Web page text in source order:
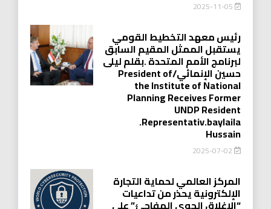
رئيس معهد التخطيط القومي
يستقبل الممثل المقيم السابق
لبرنامج الأمم المتحدة .بقلم ليلى
حسين الإنمائي/President of
the Institute of National
Planning Receives Former
UNDP Resident
.Representativ.baylaila
Hussain
2025-07-02
المركز العالمي لحماية التجارة
الإلكترونية يحذر من تداعيات
“الإغلاق الجوي المفاجئ” على